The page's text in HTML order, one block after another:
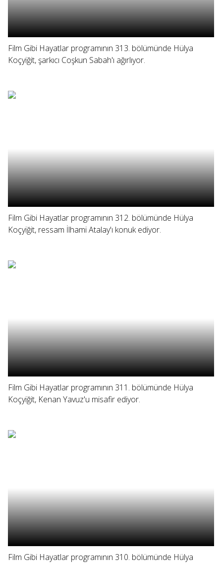
Film Gibi Hayatlar programının 313. bölümünde Hülya
Koçyiğit, şarkıcı Coşkun Sabah'ı ağırlıyor.
Film Gibi Hayatlar programının 312. bölümünde Hülya
Koçyiğit, ressam İlhami Atalay'ı konuk ediyor.
Film Gibi Hayatlar programının 311. bölümünde Hülya
Koçyiğit, Kenan Yavuz'u misafir ediyor.
Film Gibi Hayatlar programının 310. bölümünde Hülya